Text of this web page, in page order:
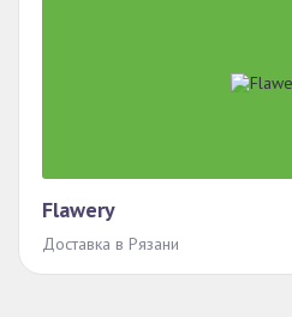
Flawery
Доставка в Рязани